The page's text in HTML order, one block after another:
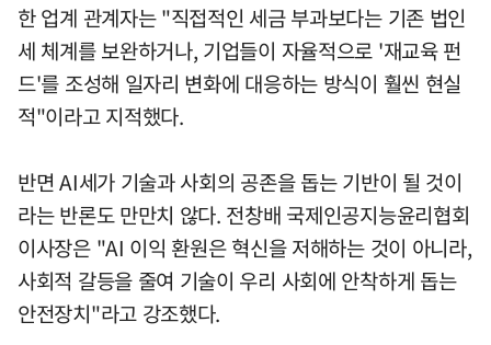
한 업계 관계자는 "직접적인 세금 부과보다는 기존 법인
세 체계를 보완하거나, 기업들이 자율적으로 '재교육 펀
드'를 조성해 일자리 변화에 대응하는 방식이 훨씬 현실
적"이라고 지적했다.
반면 AI세가 기술과 사회의 공존을 돕는 기반이 될 것이
라는 반론도 만만치 않다. 전창배 국제인공지능윤리협회
이사장은 "AI 이익 환원은 혁신을 저해하는 것이 아니라,
사회적 갈등을 줄여 기술이 우리 사회에 안착하게 돕는
안전장치"라고 강조했다.